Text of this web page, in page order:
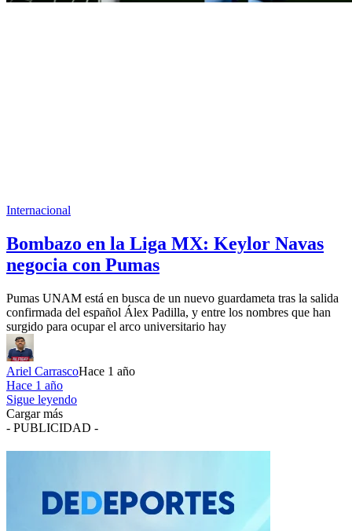
Internacional
Bombazo en la Liga MX: Keylor Navas
negocia con Pumas
Pumas UNAM está en busca de un nuevo guardameta tras la salida
confirmada del español Álex Padilla, y entre los nombres que han
surgido para ocupar el arco universitario hay
Ariel CarrascoHace 1 año
Hace 1 año
Sigue leyendo
Cargar más
- PUBLICIDAD -